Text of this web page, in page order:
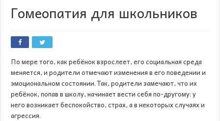
Гомеопатия для школьников
По мере того, как ребёнок взрослеет, его социальная среда
меняется, и родители отмечают изменения в его поведении и
эмоциональном состоянии. Так, родители замечают, что их
ребёнок, попав в школу, начинает вести себя по-другому: у
него возникает беспокойство, страх, а в некоторых случаях и
агрессия.